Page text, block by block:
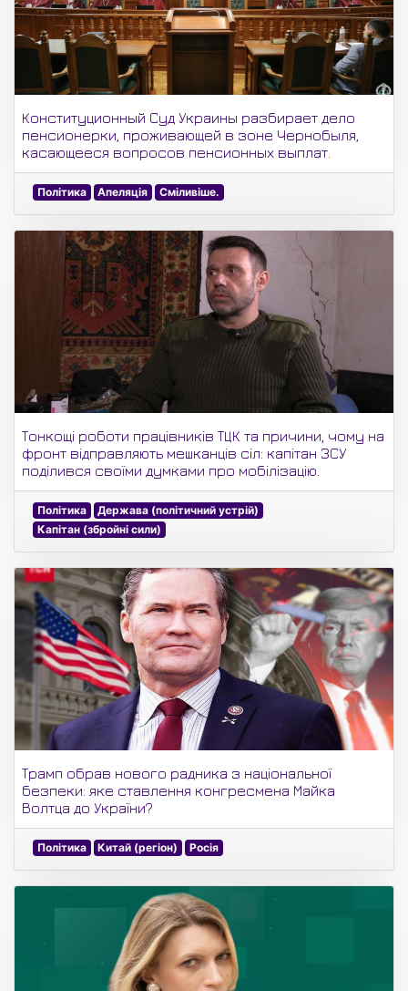
Конституционный Суд Украины разбирает дело
пенсионерки, проживающей в зоне Чернобыля,
касающееся вопросов пенсионных выплат.
Політика Апеляція Сміливіше.
Тонкощі роботи працівників ТЦК та причини, чому на
фронт відправляють мешканців сіл: капітан ЗСУ
поділився своїми думками про мобілізацію.
Політика
Держава (політичний устрій)
Капітан (збройні сили)
Трамп обрав нового радника з національної
безпеки: яке ставлення конгресмена Майка
Волтца до України?
Політика Китай (регіон) Росія